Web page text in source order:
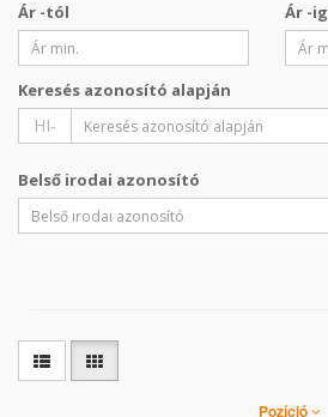
Ár -tól Ár -ig
Keresés azonosító alapján
HI-
Belső irodai azonosító
Pozíció